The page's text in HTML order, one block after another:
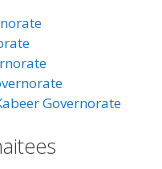
Governorate